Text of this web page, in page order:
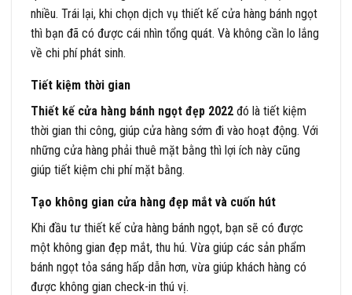
nhiều. Trái lại, khi chọn dịch vụ thiết kế cửa hàng bánh ngọt
thì bạn đã có được cái nhìn tổng quát. Và không cần lo lắng
về chi phí phát sinh.
Tiết kiệm thời gian
Thiết kế cửa hàng bánh ngọt đẹp 2022 đó là tiết kiệm
thời gian thi công, giúp cửa hàng sớm đi vào hoạt động. Với
những cửa hàng phải thuê mặt bằng thì lợi ích này cũng
giúp tiết kiệm chi phí mặt bằng.
Tạo không gian cửa hàng đẹp mắt và cuốn hút
Khi đầu tư thiết kế cửa hàng bánh ngọt, bạn sẽ có được
một không gian đẹp mắt, thu hú. Vừa giúp các sản phẩm
bánh ngọt tỏa sáng hấp dẫn hơn, vừa giúp khách hàng có
được không gian check-in thú vị.